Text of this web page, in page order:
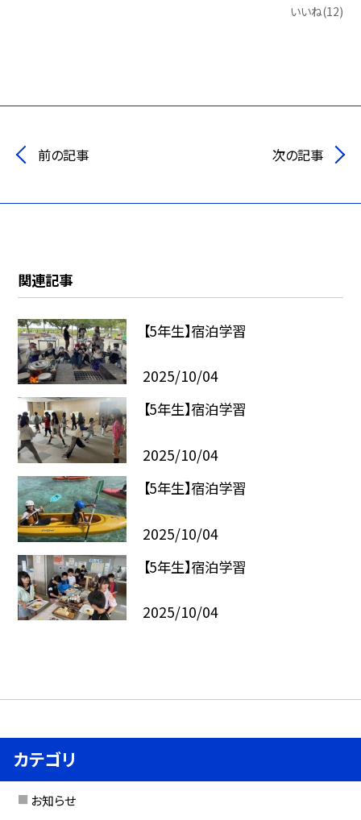
いいね(12)
前の記事 次の記事
関連記事
【5年生】宿泊学習
2025/10/04
【5年生】宿泊学習
2025/10/04
【5年生】宿泊学習
2025/10/04
【5年生】宿泊学習
2025/10/04
カテゴリ
お知らせ